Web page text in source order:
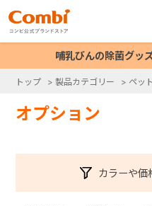
哺乳びんの除菌グッ
トップ > 製品カテゴリー > ペッ
オプション
カラーや価